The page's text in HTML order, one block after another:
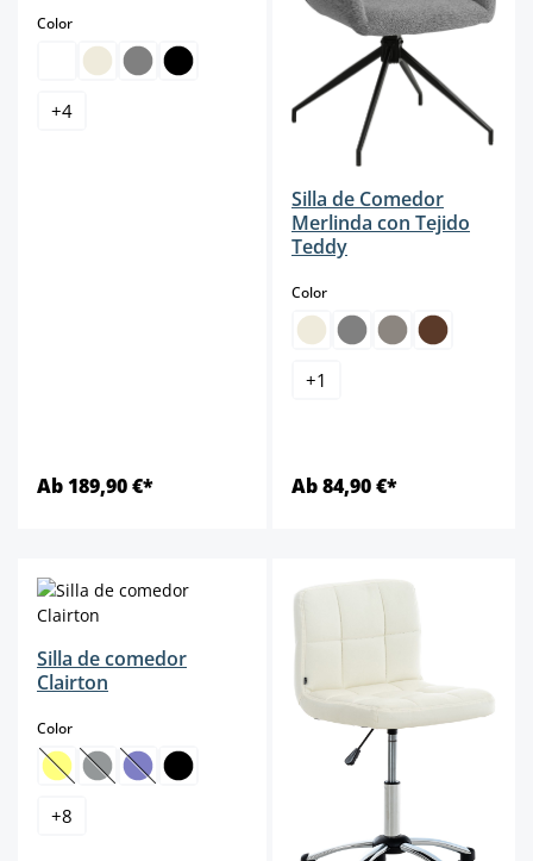
Colorselect
+4
Ab 189,90 €*
Silla de Comedor
Merlinda con Tejido
Teddy
Colorselect
+1
Ab 84,90 €*
Silla de comedor
Clairton
Colorselect
(Esta opción no está disponible en este momento.)
(Esta opción no está disponible en este momento.)
(Esta opción no está disponible en este momento.)
+8